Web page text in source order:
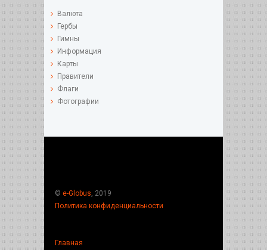
Валюта
Гербы
Гимны
Информация
Карты
Правители
Флаги
Фотографии
© e-Globus , 2019
Политика конфиденциальности
Главная